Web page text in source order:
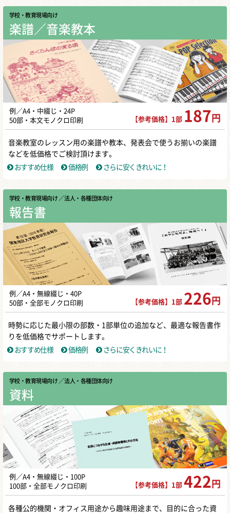
学校・教育現場向け
楽譜／音楽教本
例／A4・中綴じ・24P
50部・本文モノクロ印刷
【参考価格】1部 187 円
音楽教室のレッスン用の楽譜や教本、発表会で使うお揃いの楽譜
などを低価格でご検討頂けます。
おすすめ仕様
価格例 さらに安くきれいに！
学校・教育現場向け ／ 法人・各種団体向け
報告書
例／A4・無線綴じ・40P
50部・全部モノクロ印刷
【参考価格】1部 226 円
時勢に応じた最小限の部数・1部単位の追加など、最適な報告書作
りを低価格でサポートします。
おすすめ仕様
価格例 さらに安くきれいに！
学校・教育現場向け ／ 法人・各種団体向け
資料
例／A4・無線綴じ・100P
100部・全部モノクロ印刷
【参考価格】1部 422 円
各種公的機関・オフィス用途から趣味用途まで、目的に合った資